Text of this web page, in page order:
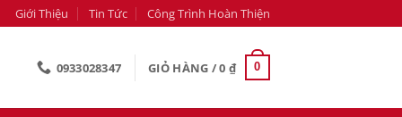
Giới Thiệu Tin Tức Công Trình Hoàn Thiện
0933028347 GIỎ HÀNG /0 ₫ 0